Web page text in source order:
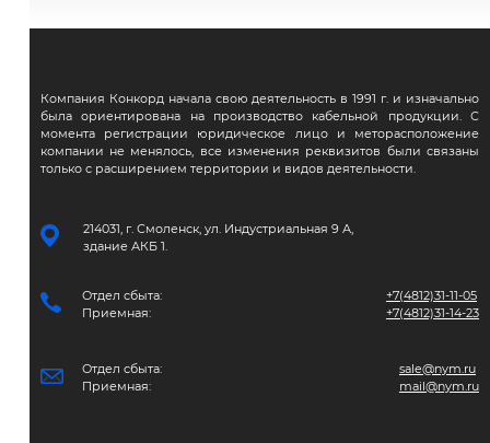
Компания Конкорд начала свою деятельность в 1991 г. и изначально
была ориентирована на производство кабельной продукции. С
момента регистрации юридическое лицо и меторасположение
компании не менялось, все изменения реквизитов были связаны
только с расширением территории и видов деятельности.
214031, г. Смоленск, ул. Индустриальная 9 А,
здание АКБ 1.
Отдел сбыта:
Приемная:
+7(4812)31-11-05
+7(4812)31-14-23
Отдел сбыта:
Приемная:
sale@nym.ru
mail@nym.ru